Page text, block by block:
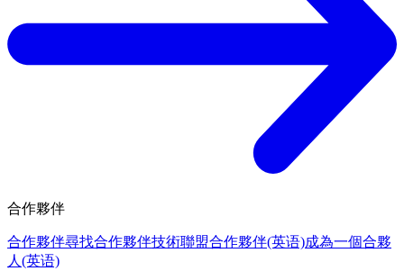
合作夥伴
合作夥伴尋找合作夥伴技術聯盟合作夥伴(英语)成為一個合夥
人(英语)